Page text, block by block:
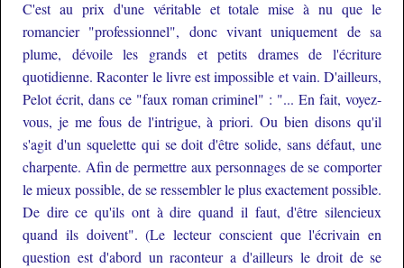
C'est au prix d'une véritable et totale mise à nu que le
romancier "professionnel", donc vivant uniquement de sa
plume, dévoile les grands et petits drames de l'écriture
quotidienne. Raconter le livre est impossible et vain. D'ailleurs,
Pelot écrit, dans ce "faux roman criminel" : "... En fait, voyez-
vous, je me fous de l'intrigue, à priori. Ou bien disons qu'il
s'agit d'un squelette qui se doit d'être solide, sans défaut, une
charpente. Afin de permettre aux personnages de se comporter
le mieux possible, de se ressembler le plus exactement possible.
De dire ce qu'ils ont à dire quand il faut, d'être silencieux
quand ils doivent". (Le lecteur conscient que l'écrivain en
question est d'abord un raconteur a d'ailleurs le droit de se